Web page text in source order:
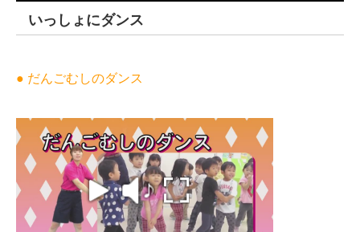
いっしょにダンス
● だんごむしのダンス